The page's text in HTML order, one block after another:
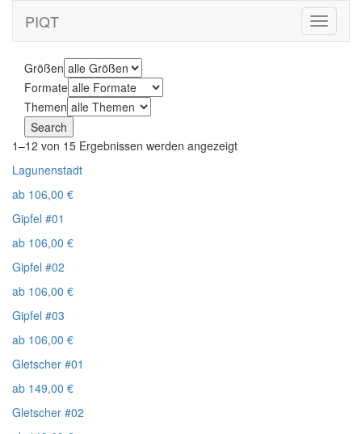
Toggle
PIQT
Größen
Formate
Themen
1–12 von 15 Ergebnissen werden angezeigt
Lagunenstadt
ab 106,00 €
Gipfel #01
ab 106,00 €
Gipfel #02
ab 106,00 €
Gipfel #03
ab 106,00 €
Gletscher #01
ab 149,00 €
Gletscher #02